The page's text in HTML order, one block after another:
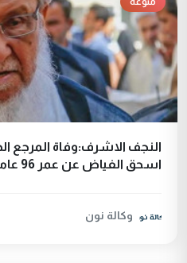
النجف الاشرف:وفاة المرجع
اسحق الفياض عن عمر 96 عاما
وكالة نون